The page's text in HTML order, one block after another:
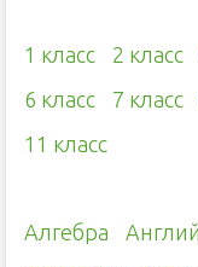
1 класс
2 класс
6 класс
7 класс
11 класс
Алгебра